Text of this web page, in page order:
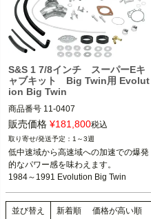
S&S 1 7/8インチ スーパーEキ
ャブキット Big Twin用 Evolut
ion Big Twin
商品番号 11-0407
(DS-0407/499562)
1984～1991 Evolution Big Twin
S&S Cycle (エス・アンド・エス)
販売価格 ¥181,800税込
1～3週
低中速域から高速域への加速での爆発
的なパワー感を味わえます。
1984～1991 Evolution Big Twin
並び替え 新着順 価格が高い順